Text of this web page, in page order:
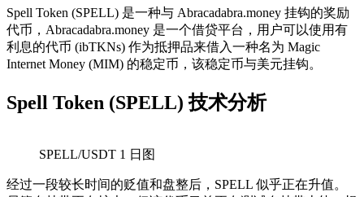
Spell Token (SPELL) 是一种与 Abracadabra.money 挂钩的奖励
代币，Abracadabra.money 是一个借贷平台，用户可以使用有
利息的代币 (ibTKNs) 作为抵押品来借入一种名为 Magic
Internet Money (MIM) 的稳定币，该稳定币与美元挂钩。
Spell Token (SPELL) 技术分析
SPELL/USDT 1 日图
经过一段较​​长时间的贬值和盘整后，SPELL 似乎正在升值。